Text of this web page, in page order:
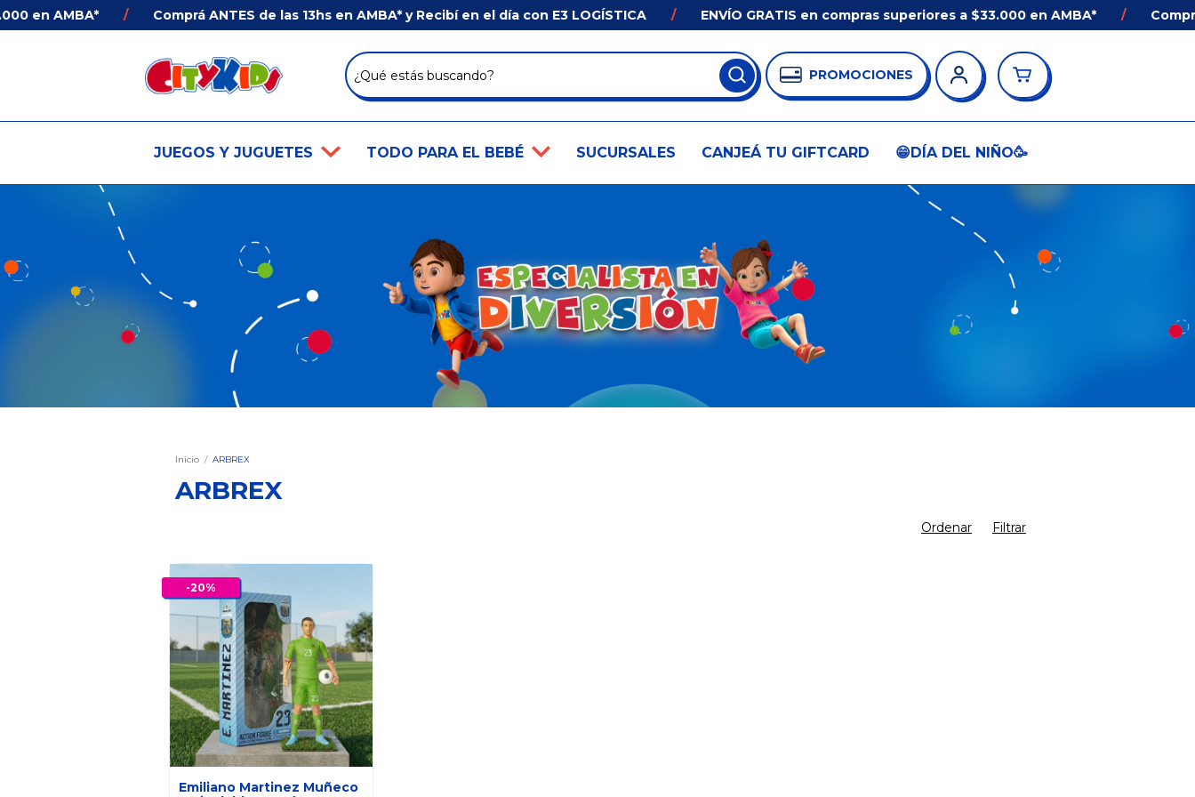
en AMBA* Comprá ANTES de las 13hs en AMBA* y Recibí en el día con E3 LOGÍSTICA ENVÍO GRATIS en compras superiores a $33.000 en AMBA* Comprá
PROMOCIONES
JUEGOS Y JUGUETES TODO PARA EL BEBÉ SUCURSALES CANJEÁ TU GIFTCARD 😁DÍA DEL NIÑO🥳
Inicio / ARBREX
ARBREX
Ordenar Filtrar
-20%
Emiliano Martinez Muñeco